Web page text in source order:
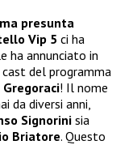
presunta
Vip 5 ci ha
ha annunciato in
del programma
! Il nome
da diversi anni,
Signorinisia
Briatore. Questo